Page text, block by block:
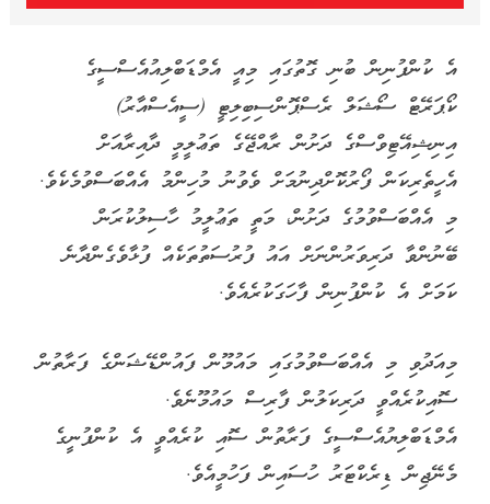
އެ ކުންފުނިން ބުނި ގޮތުގައި މިއީ އެމްޑަބްލިއުއެސްސީގެ
ކޯޕަރޭޓް ސޯޝަލް ރެސްޕޮންސިބިލިޓީ (ސީއެސްއާރު)
އިނިޝިއޭޓިވްސްގެ ދަށުން ރާއްޖޭގެ ތަޢުލީމީ ދާއިރާއަށް
އެހީތެރިކަން ފޯރުކޮށްދިނުމަށް ވެވުނު މުހިންމު އެއްބަސްވުމެކެވެ.
މި އެއްބަސްވުމުގެ ދަށުން، މަތީ ތަޢުލީމު ހާސިލުކުރަން
ބޭނުންވާ ދަރިވަރުންނަށް އައު ފުރުސަތުތަކެއް ފުޅާވެގެންދާނެ
ކަމަށް އެ ކުންފުނިން ފާހަގަކުރެއެވެ.
މިއަދުވި މި އެއްބަސްވުމުގައި މައުމޫން ފައުންޑޭޝަންގެ ފަރާތުން
ސޮއިކުރެއްވީ ދަރިކަލުން ފާރިސް މައުމޫނެވެ.
އެމްޑަބްލިޔުއެސްސީގެ ފަރާތުން ސޮއި ކުރެއްވީ އެ ކުންފުނީގެ
މެނޭޖިން ޑިރެކްޓަރު ހުސައިން ފަހުމީއެވެ.